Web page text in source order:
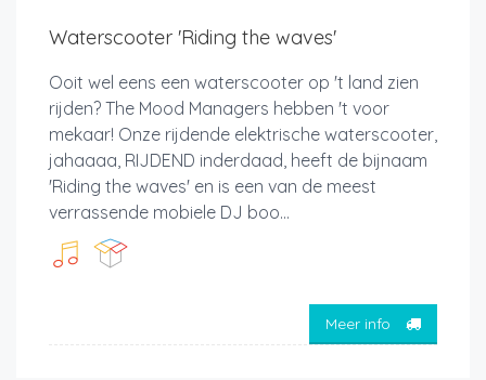
Waterscooter 'Riding the waves'
Ooit wel eens een waterscooter op 't land zien
rijden? The Mood Managers hebben 't voor
mekaar! Onze rijdende elektrische waterscooter,
jahaaaa, RIJDEND inderdaad, heeft de bijnaam
'Riding the waves' en is een van de meest
verrassende mobiele DJ boo...
Meer info